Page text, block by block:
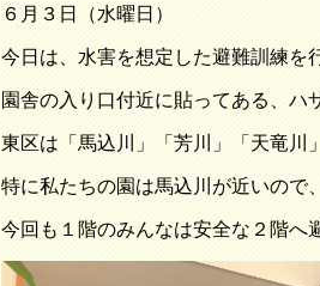
６月３日（水曜日）
今日は、水害を想定した避難訓練を
園舎の入り口付近に貼ってある、ハ
東区は「馬込川」「芳川」「天竜川
特に私たちの園は馬込川が近いので
今回も１階のみんなは安全な２階へ